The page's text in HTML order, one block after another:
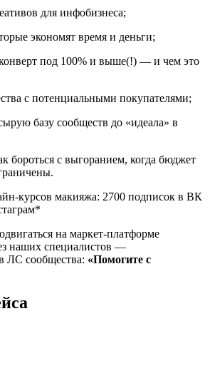
для инфобизнеса;
экономят время и деньги;
под 100% и выше(!) — и чем это
с потенциальными покупателями;
базу сообществ до «идеала» в
бороться с выгоранием, когда бюджет
на маркет-платформе
наших специалистов —
ЛС сообщества: «Помогите с